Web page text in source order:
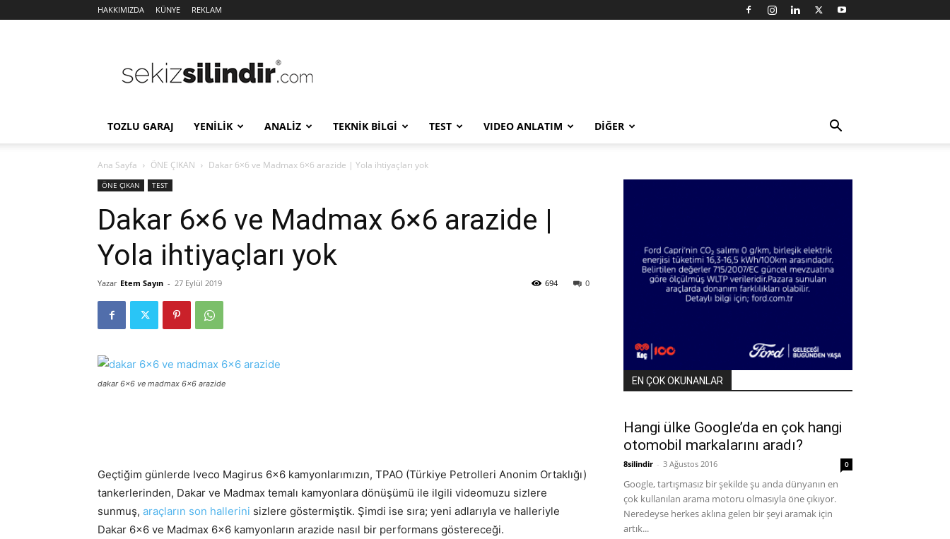
HAKKIMIZDA KÜNYE REKLAM
Silindir
TOZLU GARAJ YENİLİK ANALİZ TEKNİK BİLGİ TEST VIDEO ANLATIM DİĞER
Ana Sayfa ÖNE ÇIKAN Dakar 6×6 ve Madmax 6×6 arazide | Yola ihtiyaçları yok
ÖNE ÇIKAN TEST
Dakar 6×6 ve Madmax 6×6 arazide |
Yola ihtiyaçları yok
Yazar Etem Sayın - 27 Eylül 2019 0
694
dakar 6x6 ve madmax 6x6 arazide
Geçtiğim günlerde Iveco Magirus 6×6 kamyonlarımızın, TPAO (Türkiye Petrolleri Anonim Ortaklığı)
tankerlerinden, Dakar ve Madmax temalı kamyonlara dönüşümü ile ilgili videomuzu sizlere
sunmuş, araçların son hallerini sizlere göstermiştik. Şimdi ise sıra; yeni adlarıyla ve halleriyle
Dakar 6×6 ve Madmax 6×6 kamyonların arazide nasıl bir performans göstereceği.
EN ÇOK OKUNANLAR
Hangi ülke Google’da en çok hangi
otomobil markalarını aradı?
8silindir - 3 Ağustos 2016 0
Google, tartışmasız bir şekilde şu anda dünyanın en
çok kullanılan arama motoru olmasıyla öne çıkıyor.
Neredeyse herkes aklına gelen bir şeyi aramak için
artık...